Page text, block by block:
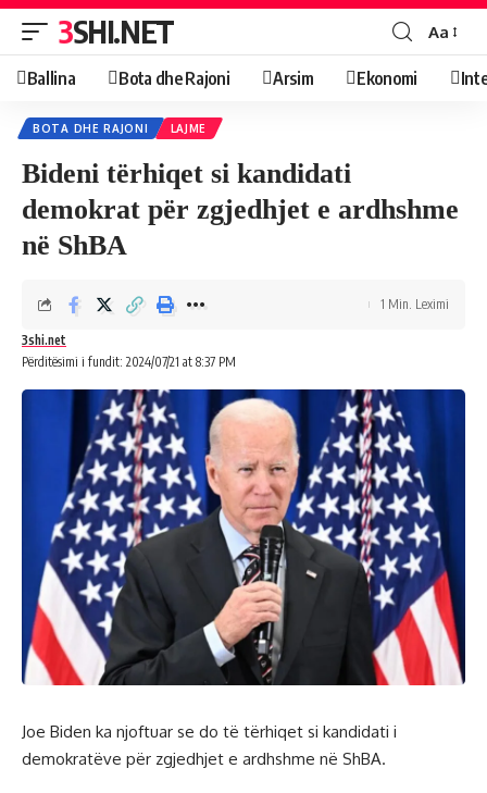
3SHI.NET Aa
Ballina Bota dhe Rajoni Arsim Ekonomi
BOTA DHE RAJONI LAJME
Bideni tërhiqet si kandidati
demokrat për zgjedhjet e ardhshme
në ShBA
Përditësimi i fundit: 2024/07/21 at 8:37 PM
3shi.net
1 Min. Leximi
Joe Biden ka njoftuar se do të tërhiqet si kandidati i
demokratëve për zgjedhjet e ardhshme në ShBA.